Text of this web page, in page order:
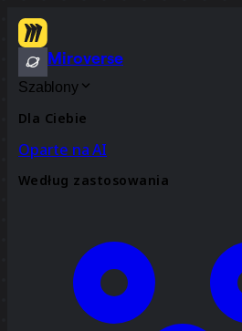
Miroverse
Szablony
Dla Ciebie
Oparte na AI
Według zastosowania